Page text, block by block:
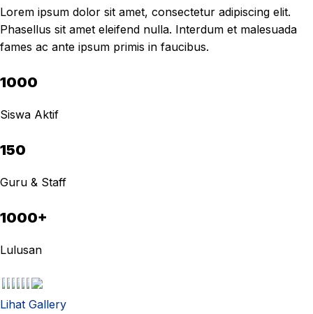
Lorem ipsum dolor sit amet, consectetur adipiscing elit.
Phasellus sit amet eleifend nulla. Interdum et malesuada
fames ac ante ipsum primis in faucibus.
1000
Siswa Aktif
150
Guru & Staff
1000+
Lulusan
Lihat Gallery